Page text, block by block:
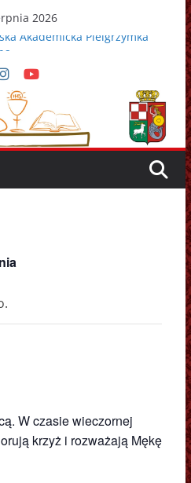
2026
Akademicka Pielgrzymka
Leon XIV
Franciszek
nowym metropolitą
Kazimierz Apel
W czasie wieczornej
krzyż i rozważają Mękę